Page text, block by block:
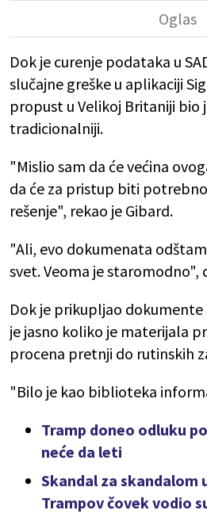
Dok je curenje podataka u
slučajne greške u aplikaciji
propust u Velikoj Britaniji bio
tradicionalniji.
"Mislio sam da će većina
da će za pristup biti
rešenje", rekao je Gibard.
"Ali, evo dokumenata
svet. Veoma je staromodno",
Dok je prikupljao
je jasno koliko je materijala
procena pretnji do rutinskih
"Bilo je kao biblioteka
Tramp doneo odluku
neće da leti
Skandal za skandalom
Trampov čovek vodio